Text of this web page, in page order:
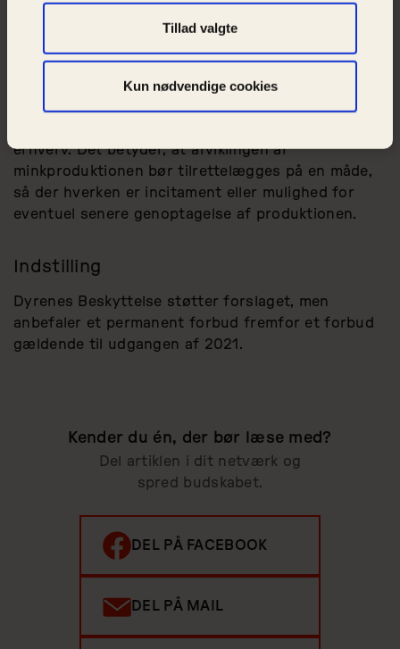
Tillad valgte
Kun nødvendige cookies
miljømæssige forhold og kompensation til
kort bemærkes, at Dyrenes Beskyttelse håber, at
avlerne vil blive kompenseret i et rimeligt og
proportionalt omfang, ligesom både avlerne og de
erhverv. Det betyder, at afviklingen af
minkproduktionen bør tilrettelægges på en måde,
så der hverken er incitament eller mulighed for
eventuel senere genoptagelse af produktionen.
Indstilling
Dyrenes Beskyttelse støtter forslaget, men
anbefaler et permanent forbud fremfor et forbud
gældende til udgangen af 2021.
Kender du én, der bør læse med?
Del artiklen i dit netværk og
spred budskabet.
DEL PÅ FACEBOOK
DEL PÅ MAIL